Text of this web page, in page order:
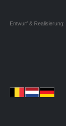
Entwurf & Realisierung: